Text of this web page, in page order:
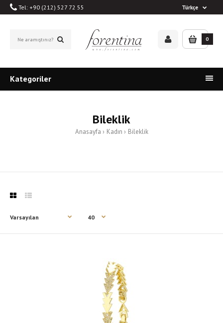
Tel: +90 (212) 527 72 55 Türkçe
0
Kategoriler
Bileklik
Anasayfa Kadın Bileklik